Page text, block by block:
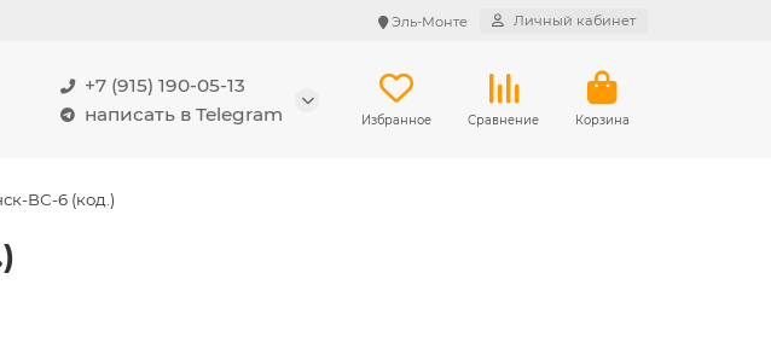
Эль-Монте Личный кабинет
+7 (915) 190-05-13
написать в Telegram
Избранное Сравнение Корзина
ВС-6 (код.)